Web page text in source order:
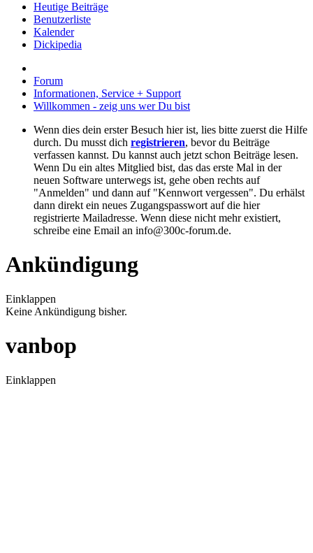
Heutige Beiträge
Benutzerliste
Kalender
Dickipedia
Forum
Informationen, Service + Support
Willkommen - zeig uns wer Du bist
Wenn dies dein erster Besuch hier ist, lies bitte zuerst die Hilfe
durch. Du musst dich registrieren, bevor du Beiträge
verfassen kannst. Du kannst auch jetzt schon Beiträge lesen.
Wenn Du ein altes Mitglied bist, das das erste Mal in der
neuen Software unterwegs ist, gehe oben rechts auf
"Anmelden" und dann auf "Kennwort vergessen". Du erhälst
dann direkt ein neues Zugangspasswort auf die hier
registrierte Mailadresse. Wenn diese nicht mehr existiert,
schreibe eine Email an info@300c-forum.de.
Ankündigung
Einklappen
Keine Ankündigung bisher.
vanbop
Einklappen